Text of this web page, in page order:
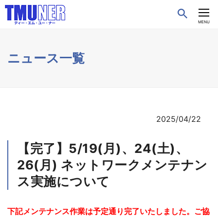
CLOSE
MENU
ニュース一覧
2025/04/22
【完了】5/19(月)、24(土)、
26(月) ネットワークメンテナン
ス実施について
下記メンテナンス作業は予定通り完了いたしました。ご協